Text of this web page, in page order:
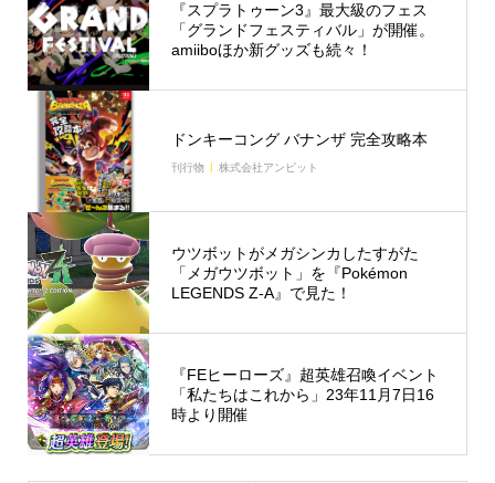
『スプラトゥーン3』最大級のフェス
「グランドフェスティバル」が開催。
amiiboほか新グッズも続々！
ドンキーコング バナンザ 完全攻略本
刊行物 株式会社アンビット
ウツボットがメガシンカしたすがた
「メガウツボット」を『Pokémon
LEGENDS Z-A』で見た！
『FEヒーローズ』超英雄召喚イベント
「私たちはこれから」23年11月7日16
時より開催